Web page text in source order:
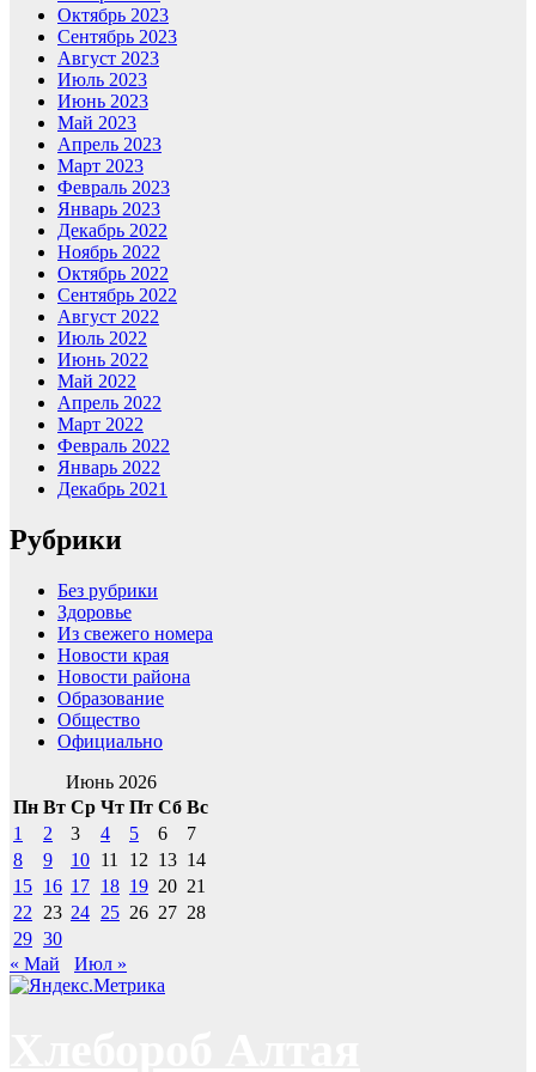
Октябрь 2023
Сентябрь 2023
Август 2023
Июль 2023
Июнь 2023
Май 2023
Апрель 2023
Март 2023
Февраль 2023
Январь 2023
Декабрь 2022
Ноябрь 2022
Октябрь 2022
Сентябрь 2022
Август 2022
Июль 2022
Июнь 2022
Май 2022
Апрель 2022
Март 2022
Февраль 2022
Январь 2022
Декабрь 2021
Рубрики
Без рубрики
Здоровье
Из свежего номера
Новости края
Новости района
Образование
Общество
Официально
Июнь 2026
Пн Вт Ср Чт Пт Сб Вс
1
2 3 4 5 6
7
8
9 10 11 12 13 14
15 16 17 18 19 20 21
22
23 24 25 26 27 28
29 30
« Май
Июл »